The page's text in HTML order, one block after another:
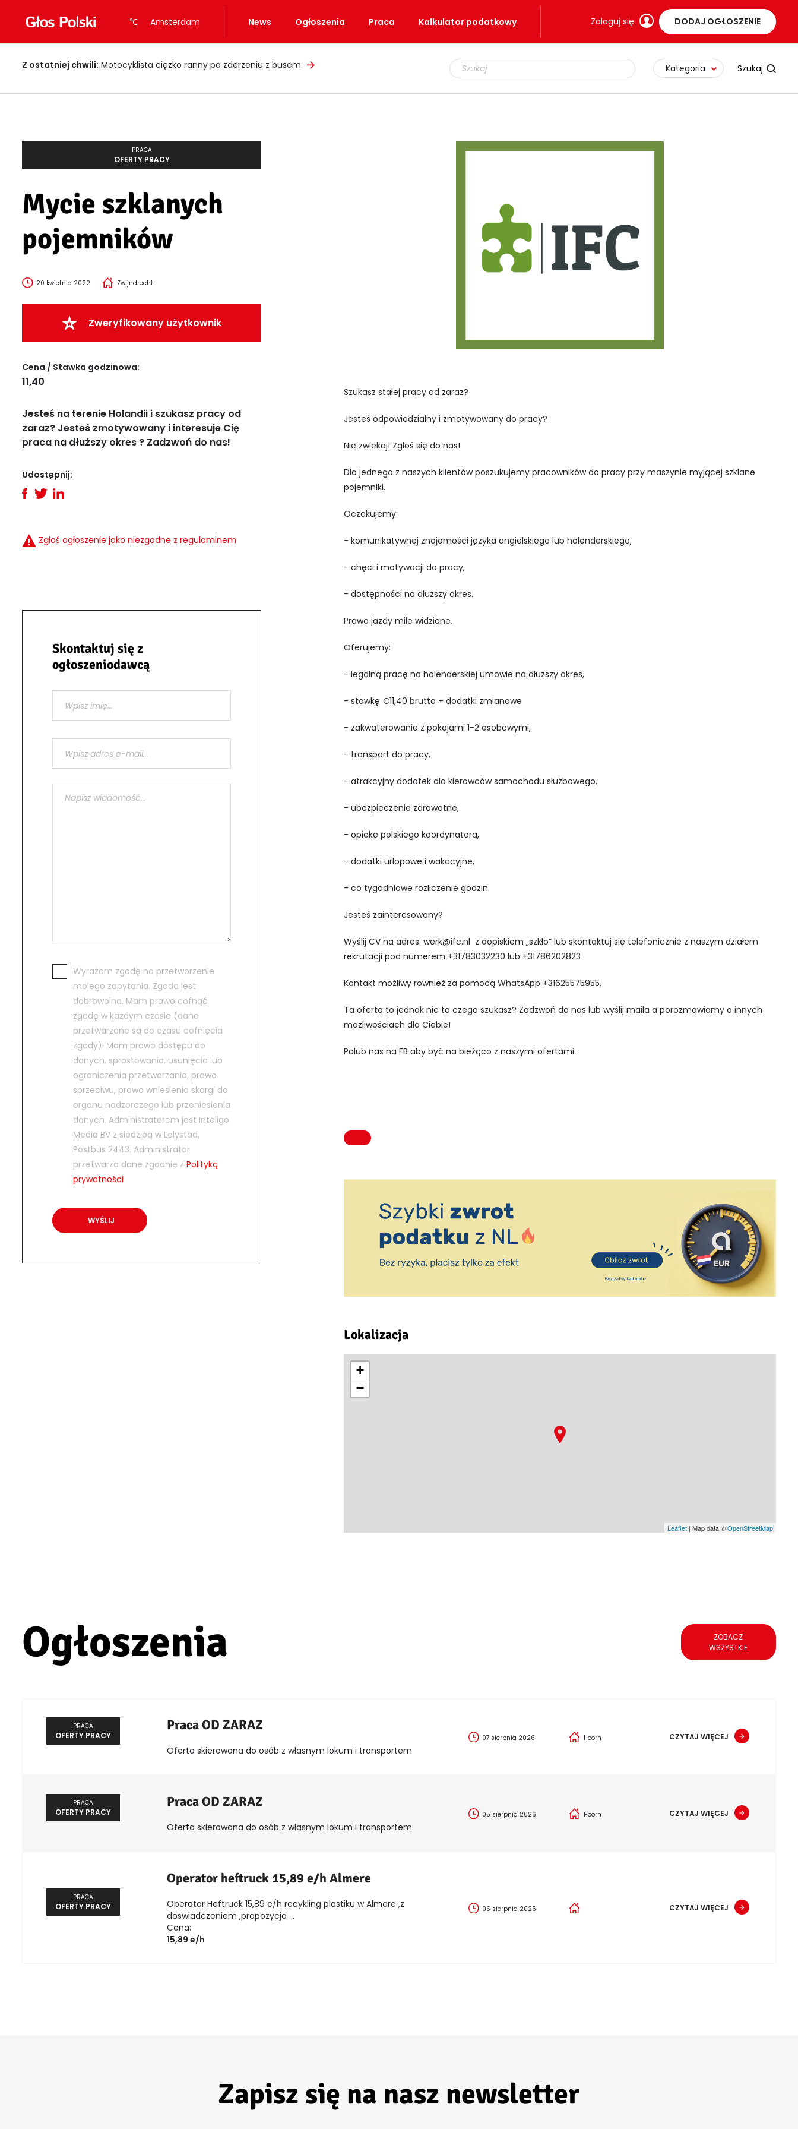
℃ Amsterdam News Ogłoszenia Praca Kalkulator podatkowy Zaloguj się DODAJ OGŁOSZENIE
Z ostatniej chwili: Motocyklista ciężko ranny po zderzeniu z busem Kategoria
PRACA
OFERTY PRACY
Mycie szklanych
pojemników
20 kwietnia 2022 Zwijndrecht
Zweryfikowany użytkownik
Cena / Stawka godzinowa:
11,40
Jesteś na terenie Holandii i szukasz pracy od
zaraz? Jesteś zmotywowany i interesuje Cię
praca na dłuższy okres ? Zadzwoń do nas!
Udostępnij:
Zgłoś ogłoszenie jako niezgodne z regulaminem
Skontaktuj się z
ogłoszeniodawcą
Wyrażam zgodę na przetworzenie
mojego zapytania. Zgoda jest
dobrowolna. Mam prawo cofnąć
zgodę w każdym czasie (dane
przetwarzane są do czasu cofnięcia
zgody). Mam prawo dostępu do
danych, sprostowania, usunięcia lub
ograniczenia przetwarzania, prawo
sprzeciwu, prawo wniesienia skargi do
organu nadzorczego lub przeniesienia
danych. Administratorem jest Inteligo
Media BV z siedzibą w Lelystad,
Postbus 2443. Administrator
przetwarza dane zgodnie z Polityką
prywatności
Szukasz stałej pracy od zaraz?
Jesteś odpowiedzialny i zmotywowany do pracy?
Nie zwlekaj! Zgłoś się do nas!
Dla jednego z naszych klientów poszukujemy pracowników do pracy przy maszynie myjącej szklane
pojemniki.
Oczekujemy:
- komunikatywnej znajomości języka angielskiego lub holenderskiego,
- chęci i motywacji do pracy,
- dostępności na dłuższy okres.
Prawo jazdy mile widziane.
Oferujemy:
- legalną pracę na holenderskiej umowie na dłuższy okres,
- stawkę €11,40 brutto + dodatki zmianowe
- zakwaterowanie z pokojami 1-2 osobowymi,
- transport do pracy,
- atrakcyjny dodatek dla kierowców samochodu służbowego,
- ubezpieczenie zdrowotne,
- opiekę polskiego koordynatora,
- dodatki urlopowe i wakacyjne,
- co tygodniowe rozliczenie godzin.
Jesteś zainteresowany?
Wyślij CV na adres: werk@ifc.nl z dopiskiem „szkło” lub skontaktuj się telefonicznie z naszym działem
rekrutacji pod numerem +31783032230 lub +31786202823
Kontakt możliwy rownież za pomocą WhatsApp +31625575955.
Ta oferta to jednak nie to czego szukasz? Zadzwoń do nas lub wyślij maila a porozmawiamy o innych
możliwościach dla Ciebie!
Polub nas na FB aby być na bieżąco z naszymi ofertami.
Lokalizacja
+
−
Leaflet| Map data ©OpenStreetMap
Ogłoszenia
ZOBACZ
WSZYSTKIE
PRACA
OFERTY PRACY
Praca OD ZARAZ
Oferta skierowana do osób z własnym lokum i transportem
07 sierpnia 2026 Hoorn CZYTAJ WIĘCEJ
PRACA
OFERTY PRACY
Praca OD ZARAZ
Oferta skierowana do osób z własnym lokum i transportem
05 sierpnia 2026 Hoorn CZYTAJ WIĘCEJ
PRACA
OFERTY PRACY
Operator heftruck 15,89 e/h Almere
Operator Heftruck 15,89 e/h recykling plastiku w Almere ,z
doswiadczeniem ,propozycja ...
Cena:
15,89 e/h
05 sierpnia 2026 CZYTAJ WIĘCEJ
Zapisz się na nasz newsletter